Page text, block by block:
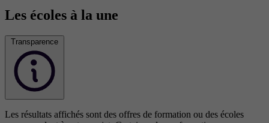
Les écoles à la une
Transparence
Les résultats affichés sont des offres de formation ou des écoles